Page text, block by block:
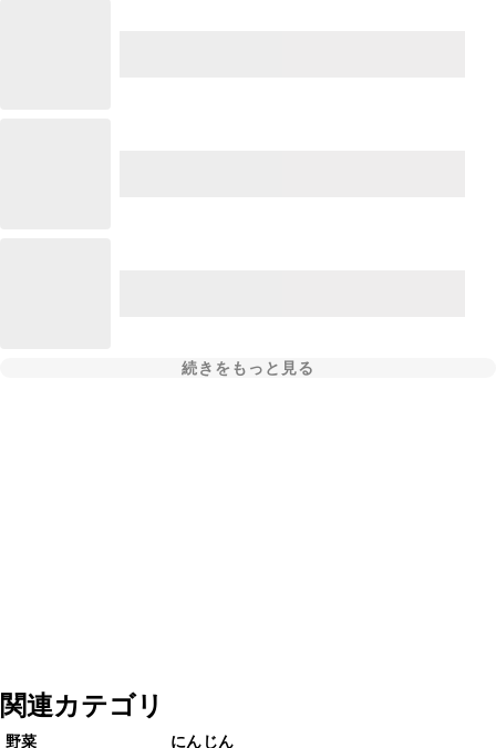
続きをもっと見る
関連カテゴリ
野菜
にんじん